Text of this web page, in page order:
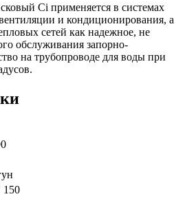
Ci применяется в системах
и кондиционирования, а
сетей как надежное, не
обслуживания запорно-
на трубопроводе для воды при
150